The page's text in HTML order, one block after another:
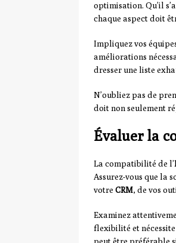
optimisation. Qu’il
chaque aspect doit
Impliquez vos
améliorations
dresser une liste
N’oubliez pas de
doit non seulement
Évaluer la
La compatibilité de l’
Assurez-vous que la
votre CRM, de vos
Examinez
flexibilité et